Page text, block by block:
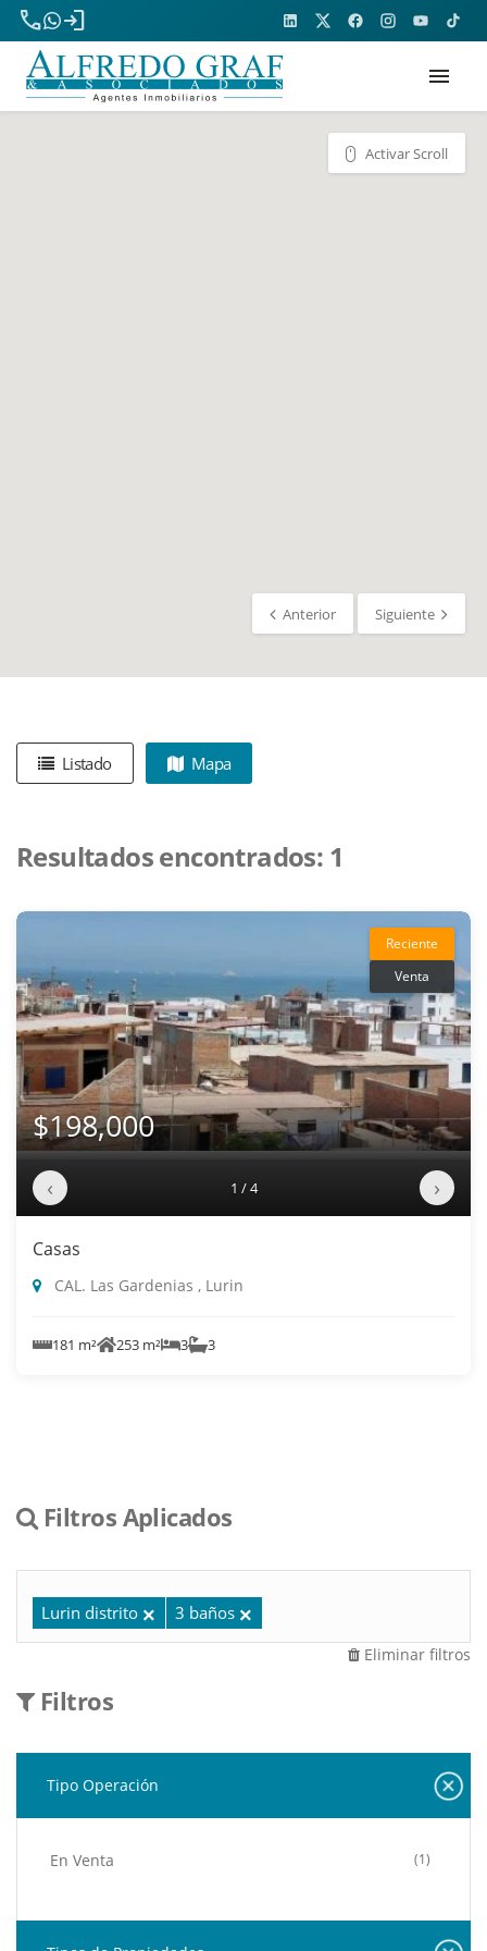
phone
login
menu
Activar Scroll
Anterior Siguiente
Listado Mapa
Resultados encontrados: 1
Reciente
Venta
$198,000
‹ 1 / 4 ›
Casas
CAL. Las Gardenias , Lurin
181 m² 253 m² 3 3
Filtros Aplicados
Lurin distrito 3 baños
Eliminar filtros
Filtros
Tipo Operación
En Venta (1)